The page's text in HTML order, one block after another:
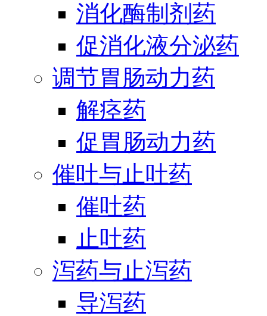
消化酶制剂药
促消化液分泌药
调节胃肠动力药
解痉药
促胃肠动力药
催吐与止吐药
催吐药
止吐药
泻药与止泻药
导泻药